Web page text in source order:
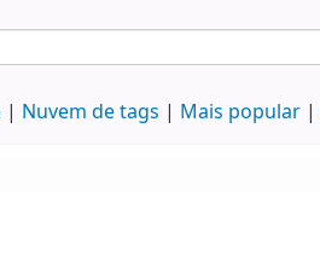
Nuvem de tags Mais popular